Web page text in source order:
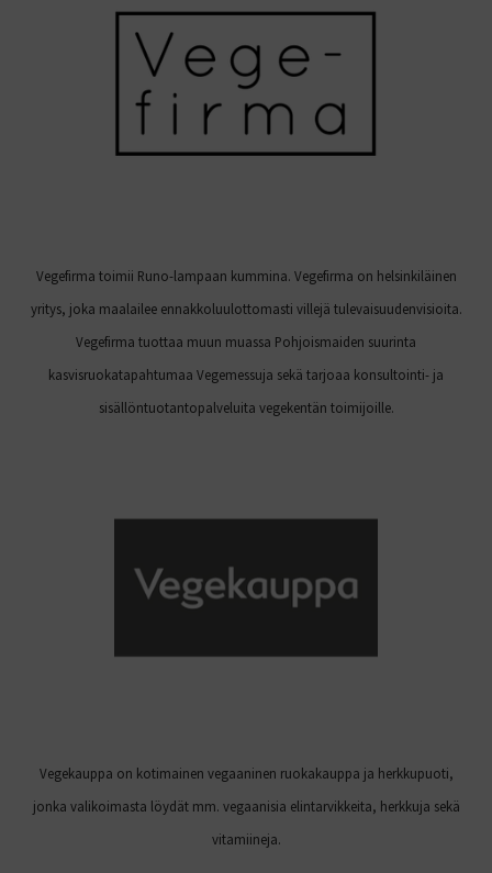
Vegefirma toimii Runo-lampaan kummina. Vegefirma on helsinkiläinen
yritys, joka maalailee ennakkoluulottomasti villejä tulevaisuudenvisioita.
Vegefirma tuottaa muun muassa Pohjoismaiden suurinta
kasvisruokatapahtumaa Vegemessuja sekä tarjoaa konsultointi- ja
sisällöntuotantopalveluita vegekentän toimijoille.
Vegekauppa on kotimainen vegaaninen ruokakauppa ja herkkupuoti,
jonka valikoimasta löydät mm. vegaanisia elintarvikkeita, herkkuja sekä
vitamiineja.